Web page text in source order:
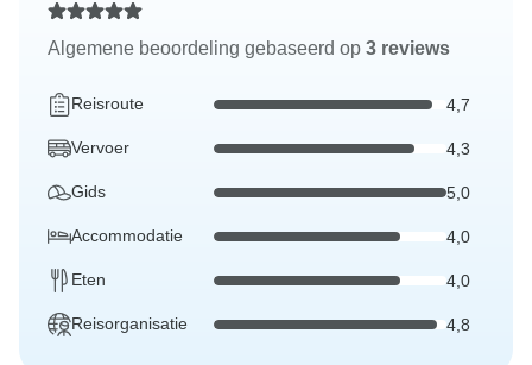
Algemene beoordeling gebaseerd op 3 reviews
Reisroute 4,7
Vervoer 4,3
Gids 5,0
Accommodatie 4,0
Eten 4,0
Reisorganisatie 4,8